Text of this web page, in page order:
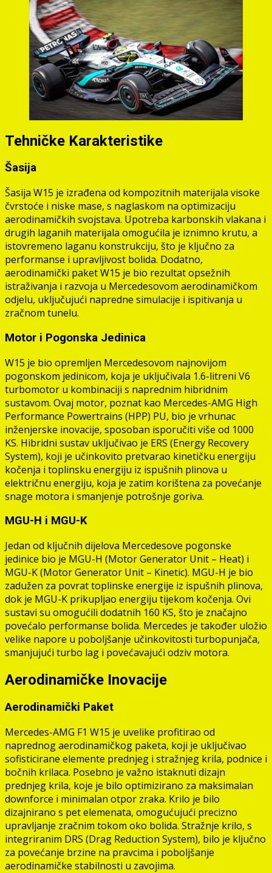
Tehničke Karakteristike
Šasija
Šasija W15 je izrađena od kompozitnih materijala visoke
čvrstoće i niske mase, s naglaskom na optimizaciju
aerodinamičkih svojstava. Upotreba karbonskih vlakana i
drugih laganih materijala omogućila je iznimno krutu, a
istovremeno laganu konstrukciju, što je ključno za
performanse i upravljivost bolida. Dodatno,
aerodinamički paket W15 je bio rezultat opsežnih
istraživanja i razvoja u Mercedesovom aerodinamičkom
odjelu, uključujući napredne simulacije i ispitivanja u
zračnom tunelu.
Motor i Pogonska Jedinica
W15 je bio opremljen Mercedesovom najnovijom
pogonskom jedinicom, koja je uključivala 1.6-litreni V6
turbomotor u kombinaciji s naprednim hibridnim
sustavom. Ovaj motor, poznat kao Mercedes-AMG High
Performance Powertrains (HPP) PU, bio je vrhunac
inženjerske inovacije, sposoban isporučiti više od 1000
KS. Hibridni sustav uključivao je ERS (Energy Recovery
System), koji je učinkovito pretvarao kinetičku energiju
kočenja i toplinsku energiju iz ispušnih plinova u
električnu energiju, koja je zatim korištena za povećanje
snage motora i smanjenje potrošnje goriva.
MGU-H i MGU-K
Jedan od ključnih dijelova Mercedesove pogonske
jedinice bio je MGU-H (Motor Generator Unit – Heat) i
MGU-K (Motor Generator Unit – Kinetic). MGU-H je bio
zadužen za povrat toplinske energije iz ispušnih plinova,
dok je MGU-K prikupljao energiju tijekom kočenja. Ovi
sustavi su omogućili dodatnih 160 KS, što je značajno
povećalo performanse bolida. Mercedes je također uložio
velike napore u poboljšanje učinkovitosti turbopunjača,
smanjujući turbo lag i povećavajući odziv motora.
Aerodinamičke Inovacije
Aerodinamički Paket
Mercedes-AMG F1 W15 je uvelike profitirao od
naprednog aerodinamičkog paketa, koji je uključivao
sofisticirane elemente prednjeg i stražnjeg krila, podnice i
bočnih krilaca. Posebno je važno istaknuti dizajn
prednjeg krila, koje je bilo optimizirano za maksimalan
downforce i minimalan otpor zraka. Krilo je bilo
dizajnirano s pet elemenata, omogućujući precizno
upravljanje zračnim tokom oko bolida. Stražnje krilo, s
integriranim DRS (Drag Reduction System), bilo je ključno
za povećanje brzine na pravcima i poboljšanje
aerodinamičke stabilnosti u zavojima.